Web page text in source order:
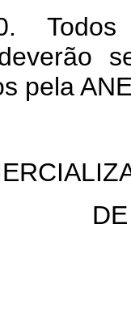
Todos
pela